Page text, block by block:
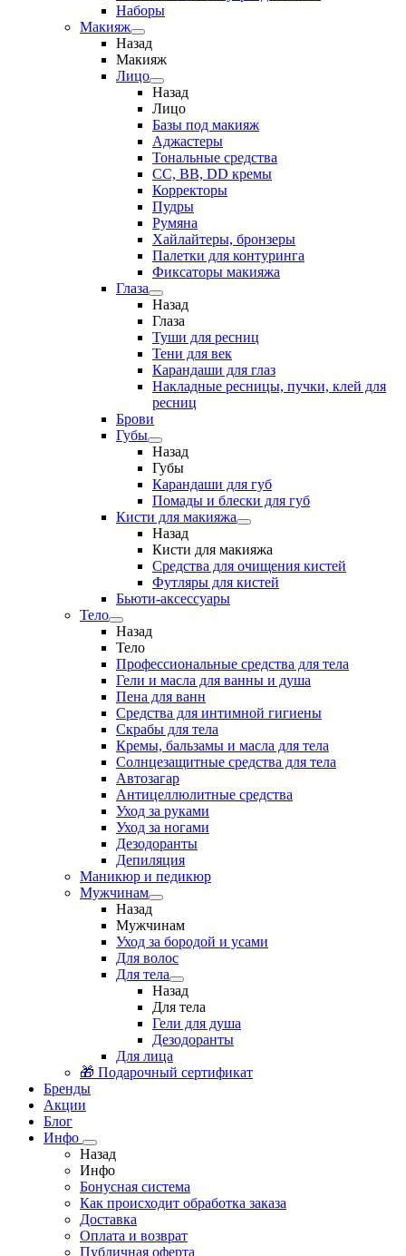
Наборы
Макияж
Назад
Макияж
Лицо
Назад
Лицо
Базы под макияж
Аджастеры
Тональные средства
CC, BB, DD кремы
Корректоры
Пудры
Румяна
Хайлайтеры, бронзеры
Палетки для контуринга
Фиксаторы макияжа
Глаза
Назад
Глаза
Туши для ресниц
Тени для век
Карандаши для глаз
Накладные ресницы, пучки, клей для
ресниц
Брови
Губы
Назад
Губы
Карандаши для губ
Помады и блески для губ
Кисти для макияжа
Назад
Кисти для макияжа
Средства для очищения кистей
Футляры для кистей
Бьюти-аксессуары
Тело
Назад
Тело
Профессиональные средства для тела
Гели и масла для ванны и душа
Пена для ванн
Средства для интимной гигиены
Скрабы для тела
Кремы, бальзамы и масла для тела
Солнцезащитные средства для тела
Автозагар
Антицеллюлитные средства
Уход за руками
Уход за ногами
Дезодоранты
Депиляция
Маникюр и педикюр
Мужчинам
Назад
Мужчинам
Уход за бородой и усами
Для волос
Для тела
Назад
Для тела
Гели для душа
Дезодоранты
Для лица
🎁 Подарочный сертификат
Бренды
Акции
Блог
Инфо
Назад
Инфо
Бонусная система
Как происходит обработка заказа
Доставка
Оплата и возврат
Публичная оферта